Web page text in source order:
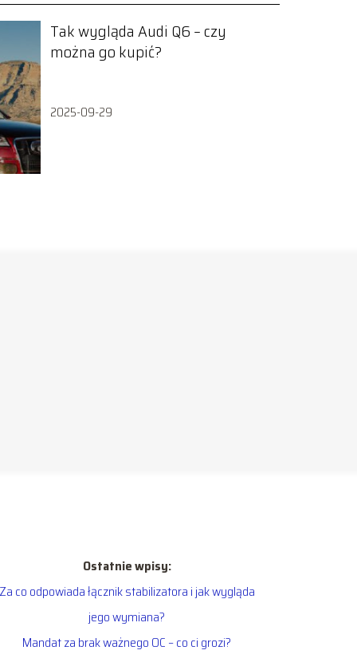
Tak wygląda Audi Q6 – czy
można go kupić?
2025-09-29
Ostatnie wpisy:
Za co odpowiada łącznik stabilizatora i jak wygląda
jego wymiana?
Mandat za brak ważnego OC – co ci grozi?